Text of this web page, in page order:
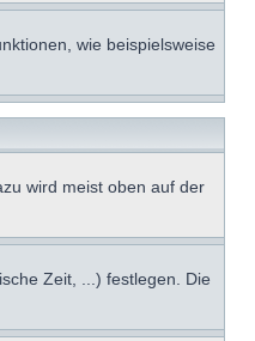
wie beispielsweise
wird meist oben auf der
Zeit, ...) festlegen. Die